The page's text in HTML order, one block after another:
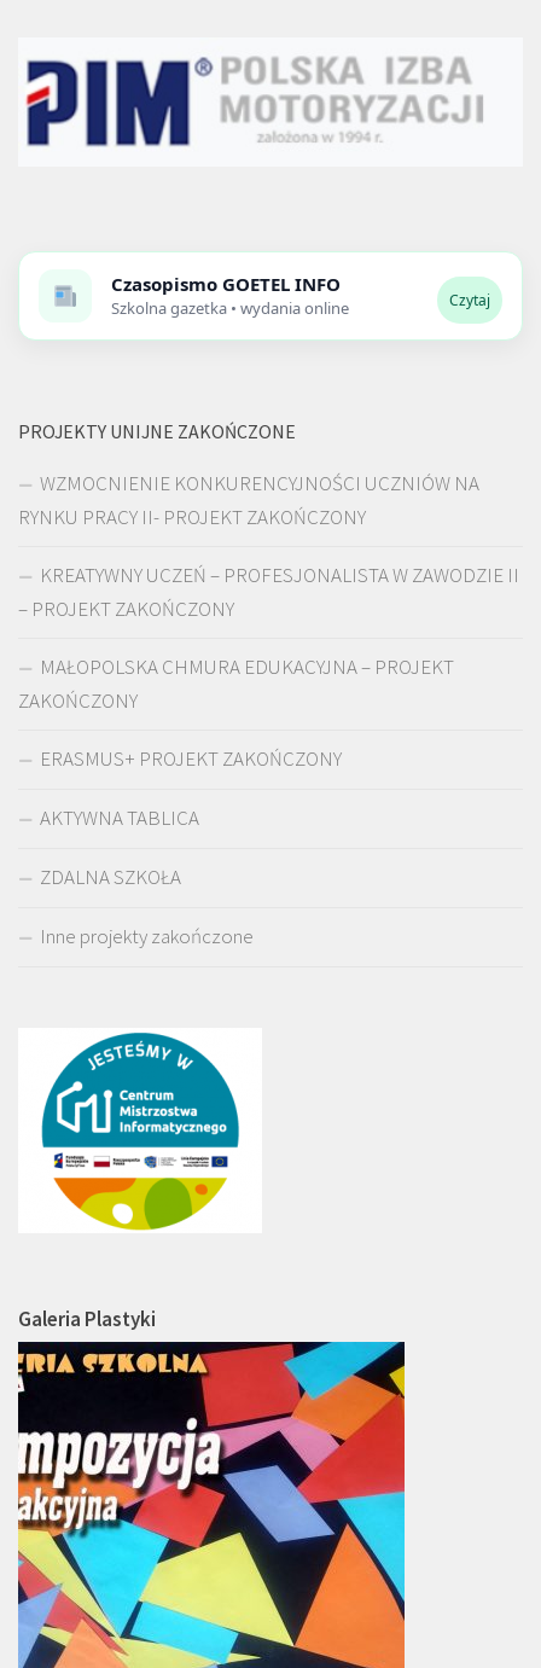
Czasopismo GOETEL INFO
Szkolna gazetka • wydania online Czytaj
PROJEKTY UNIJNE ZAKOŃCZONE
WZMOCNIENIE KONKURENCYJNOŚCI UCZNIÓW NA
RYNKU PRACY II- PROJEKT ZAKOŃCZONY
KREATYWNY UCZEŃ – PROFESJONALISTA W ZAWODZIE II
– PROJEKT ZAKOŃCZONY
MAŁOPOLSKA CHMURA EDUKACYJNA – PROJEKT
ZAKOŃCZONY
ERASMUS+ PROJEKT ZAKOŃCZONY
AKTYWNA TABLICA
ZDALNA SZKOŁA
Inne projekty zakończone
Galeria Plastyki